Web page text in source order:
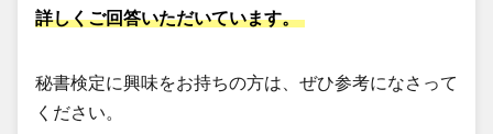
詳しくご回答いただいています。
秘書検定に興味をお持ちの方は、ぜひ参考になさって
ください。